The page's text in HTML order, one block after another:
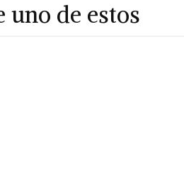
de estos